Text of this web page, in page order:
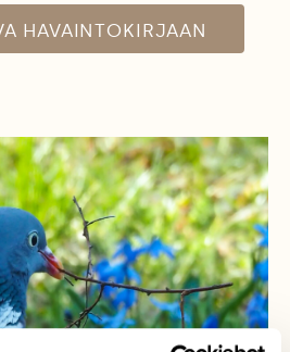
HAVAINTOKIRJAAN